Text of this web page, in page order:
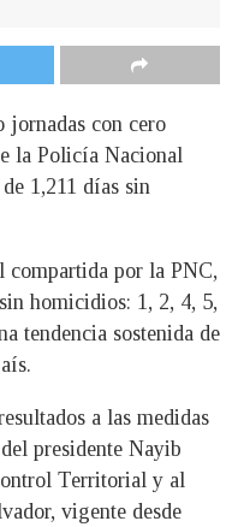
jornadas con cero
la Policía Nacional
1,211 días sin
compartida por la PNC,
homicidios: 1, 2, 4, 5,
tendencia sostenida de
a las medidas
presidente Nayib
Territorial y al
vigente desde